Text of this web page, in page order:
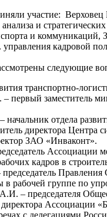
участие:
и
и коммуникаций,
кадровой
следующие
транспортно-
первый заместитель
начальник отдела
директора Центра
ЗАО «Инваконт».
Ассоциации
кадров в
Правления
в рабочей группе по
– председателя
директора Ассоциации
с делегациями